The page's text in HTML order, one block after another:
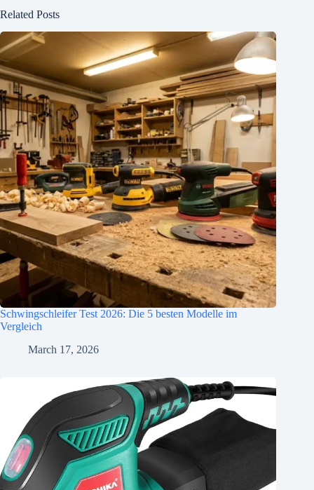
Related Posts
Schwingschleifer Test 2026: Die 5 besten Modelle im
Vergleich
March 17, 2026